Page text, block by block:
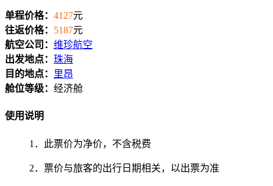
单程价格： 4127元
往返价格： 5187元
航空公司： 维珍航空
出发地点： 珠海
目的地点：
里昂
舱位等级： 经济舱
使用说明
1．此票价为净价，不含税费
2．票价与旅客的出行日期相关，以出票为准